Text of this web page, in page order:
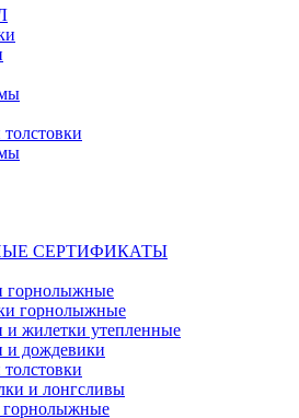
СЕРТИФИКАТЫ
горнолыжные
горнолыжные
и жилетки утепленные
и дождевики
и лонгсливы